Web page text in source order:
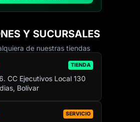
Y SUCURSALES
de nuestras tiendas
TIENDA
CC Ejecutivos Local 130
Bolívar
SERVICIO